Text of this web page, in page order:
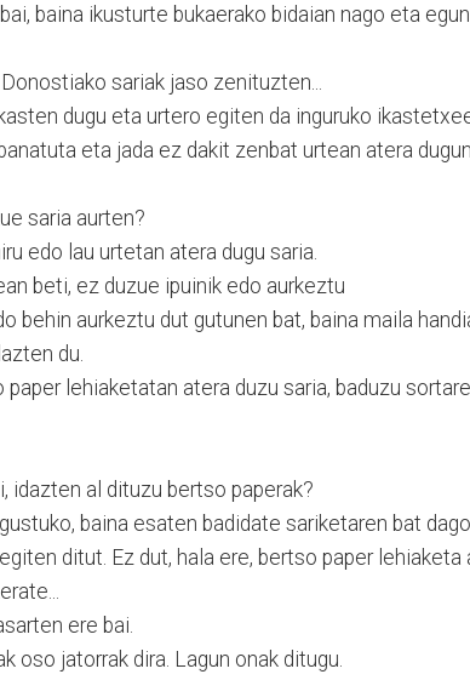
baina ikusturte bukaerako bidaian nago eta
sariak jaso zenituzten...
dugu eta urtero egiten da inguruko
eta jada ez dakit zenbat urtean atera
saria aurten?
edo lau urtetan atera dugu saria.
beti, ez duzue ipuinik edo aurkeztu
behin aurkeztu dut gutunen bat, baina maila
du.
lehiaketatan atera duzu saria, baduzu
idazten al dituzu bertso paperak?
baina esaten badidate sariketaren bat
ditut. Ez dut, hala ere, bertso paper lehiaketa
ere bai.
oso jatorrak dira. Lagun onak ditugu.